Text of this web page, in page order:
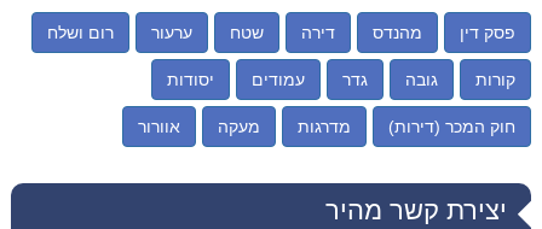
פסק דין מהנדס דירה שטח ערעור רום ושלח
קורות גובה גדר עמודים יסודות
חוק המכר (דירות) מדרגות מעקה אוורור
יצירת קשר מהיר